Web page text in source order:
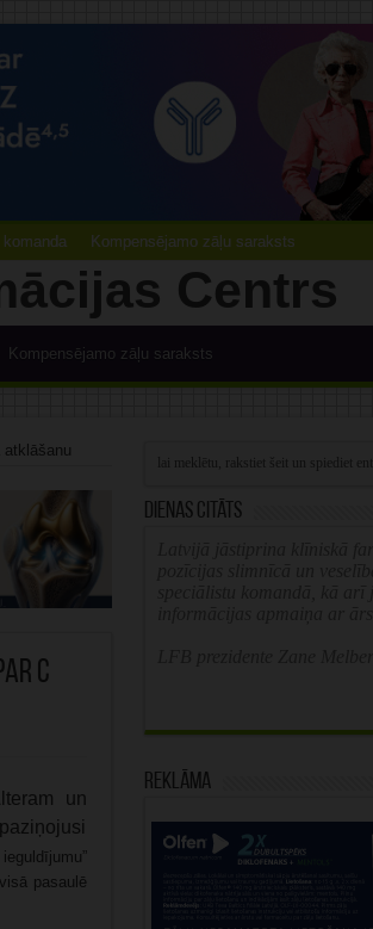
komanda Kompensējamo zāļu saraksts
Kompensējamo zāļu saraksts
C
un
pasaulē
Dienas citāts
Reklāma